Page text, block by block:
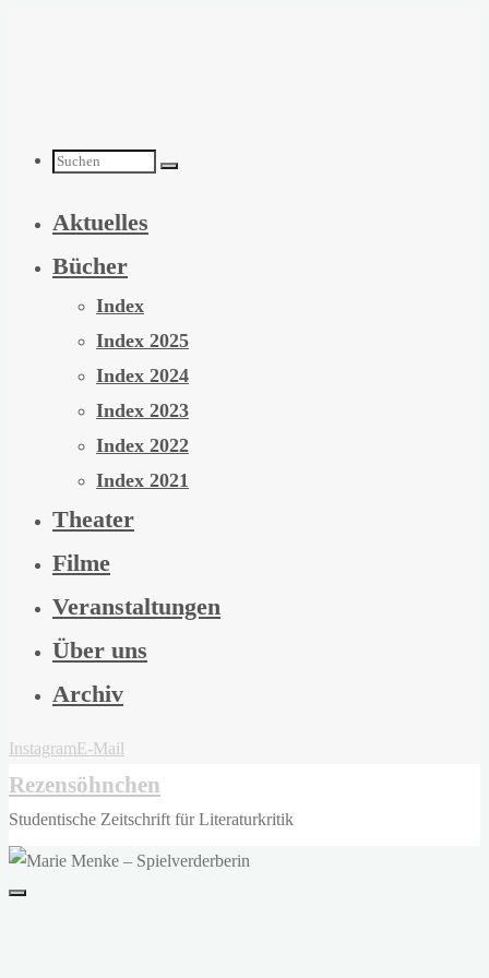
Suchen
nach:
Aktuelles
Bücher
Index
Index 2025
Index 2024
Index 2023
Index 2022
Index 2021
Theater
Filme
Veranstaltungen
Über uns
Archiv
InstagramE-Mail
Rezensöhnchen
Studentische Zeitschrift für Literaturkritik